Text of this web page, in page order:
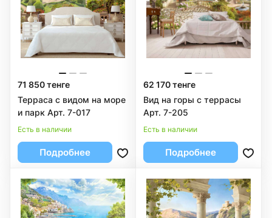
71 850 тенге
Терраса с видом на море
и парк Арт. 7-017
Есть в наличии
Подробнее
62 170 тенге
Вид на горы с террасы
Арт. 7-205
Есть в наличии
Подробнее